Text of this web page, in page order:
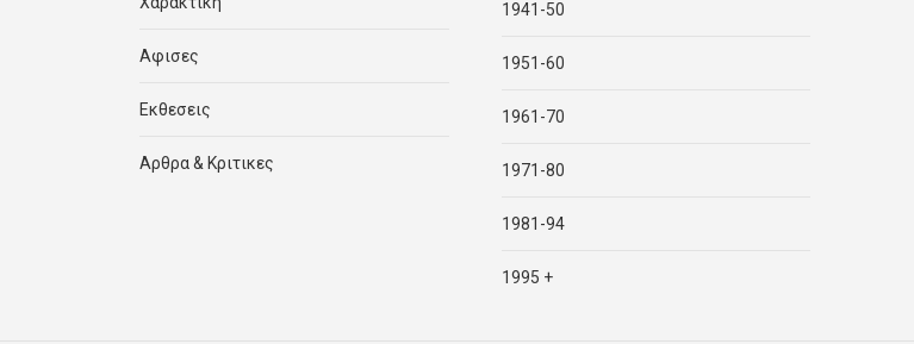
Αφισες
Εκθεσεις
Αρθρα & Κριτικες
1941-50
1951-60
1961-70
1971-80
1981-94
1995 +